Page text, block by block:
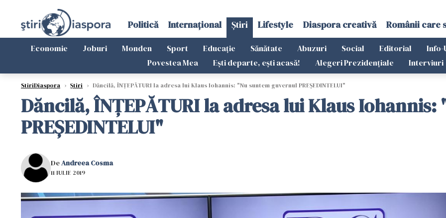
Politică Internațional Știri Lifestyle Diaspora creativă Românii care
Economie Joburi Monden Sport Educație Sănătate Abuzuri Social Editorial Info-
Povestea Mea
Ești departe, ești acasă! Alegeri Prezidențiale Interviuri
StiriDiaspora › Știri › Dăncilă, ÎNŢEPĂTURI la adresa lui Klaus Iohannis: "Nu suntem guvernul PREŞEDINTELUI"
Dăncilă, ÎNŢEPĂTURI la adresa lui Klaus
PREŞEDINTELUI"
DeAndreea Cosma
11 IULIE 2019